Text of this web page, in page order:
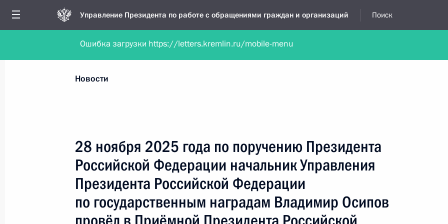
Управление Президента по работе с обращениями граждан и организаций Поиск
Обратиться в форме электронного документа Обратиться в устной форме
Все новости
Все руководители, регионы, города и темы
Новости
28 ноября 2025 года по поручению Президента
Российской Федерации начальник Управления
Президента Российской Федерации
по государственным наградам Владимир Осипов
Ошибка загрузки https://letters.kremlin.ru/mobile-menu